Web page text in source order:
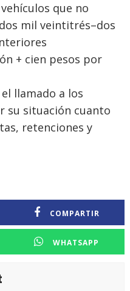
que no
mil veintitrés–dos
+ cien pesos por
llamado a los
su situación cuanto
retenciones y
COMPARTIR
WHATSAPP